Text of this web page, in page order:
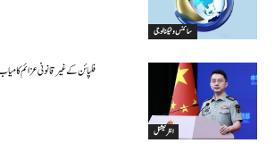
سائنس وٹیکنالوجی
انٹرنیشنل
فلپائن کے غیر قانونی عزائم